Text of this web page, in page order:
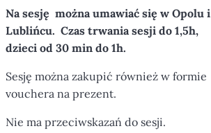
Na sesję można umawiać się w Opolu i
Lublińcu. Czas trwania sesji do 1,5h,
dzieci od 30 min do 1h.
Sesję można zakupić również w formie
vouchera na prezent.
Nie ma przeciwskazań do sesji.